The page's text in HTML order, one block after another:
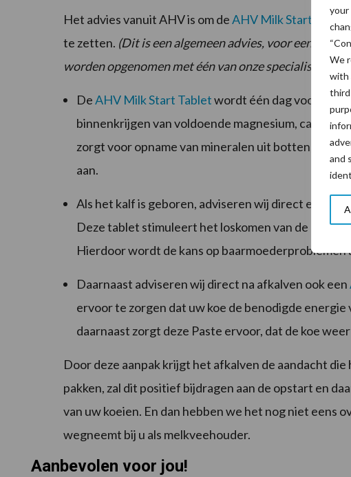
your
We
with
and
Het advies vanuit AHV is om deAHV Milk Start
te zetten. (Dit is een algemeen advies, voor een
worden opgenomen met één van onze specialisten.)
DeAHV Milk Start Tabletwordt één dag voor
binnenkrijgen van voldoende magnesium,
zorgt voor opname van mineralen uit botten,
aan.
Als het kalf is geboren, adviseren wij direct een
Deze tablet stimuleert het loskomen van de
Hierdoor wordt de kans op baarmoederproblemen
Daarnaast adviseren wij direct na afkalven ook een
ervoor te zorgen dat uw koe de benodigde
daarnaast zorgt deze Paste ervoor, dat de koe
Door deze aanpak krijgt het afkalven de aandacht
pakken, zal dit positief bijdragen aan de opstart en
van uw koeien. En dan hebben we het nog niet eens
wegneemt bij u als melkveehouder.
Aanbevolen voor jou!